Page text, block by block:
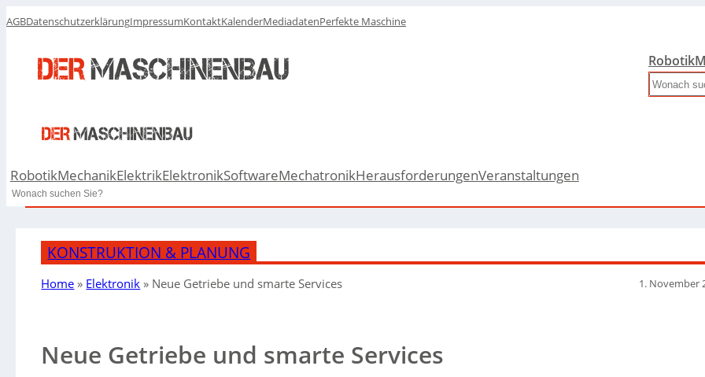
AGBDatenschutzerklärungImpressumKontaktKalenderMediadatenPerfekte Maschine
Robotik
Search
RobotikMechanikElektrikElektronikSoftwareMechatronikHerausforderungenVeranstaltungen
Search
KONSTRUKTION & PLANUNG
Home » Elektronik » Neue Getriebe und smarte Services 1. November
Neue Getriebe und smarte Services